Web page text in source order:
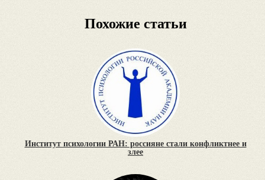
Похожие статьи
Институт психологии РАН: россияне стали конфликтнее и
злее